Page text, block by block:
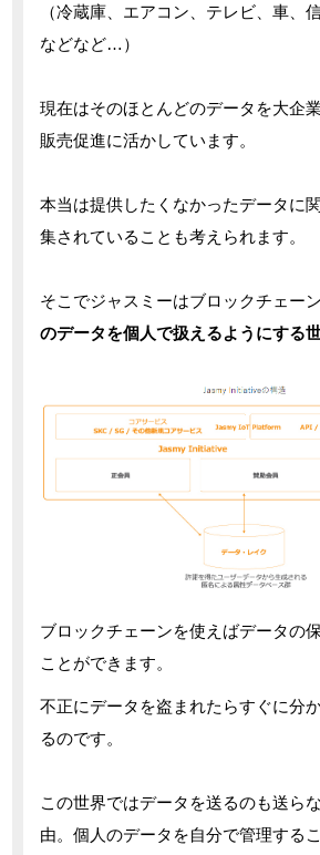
（冷蔵庫、エアコン、テレビ、車、
などなど…）
現在はそのほとんどのデータを大企
販売促進に活かしています。
本当は提供したくなかったデータに
集されていることも考えられます。
そこでジャスミーはブロックチェー
のデータを個人で扱えるようにする
ブロックチェーンを使えばデータの
ことができます。
不正にデータを盗まれたらすぐに分
るのです。
この世界ではデータを送るのも送ら
由。個人のデータを自分で管理する